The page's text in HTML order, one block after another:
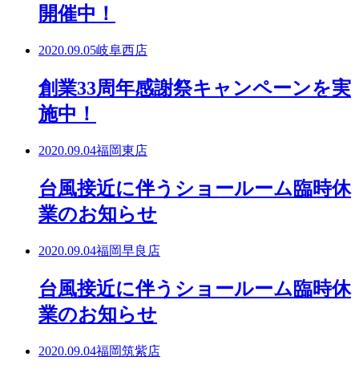
開催中！
2020.09.05岐阜西店
創業33周年感謝祭キャンペーンを実
施中！
2020.09.04福岡東店
台風接近に伴うショールーム臨時休
業のお知らせ
2020.09.04福岡早良店
台風接近に伴うショールーム臨時休
業のお知らせ
2020.09.04福岡筑紫店